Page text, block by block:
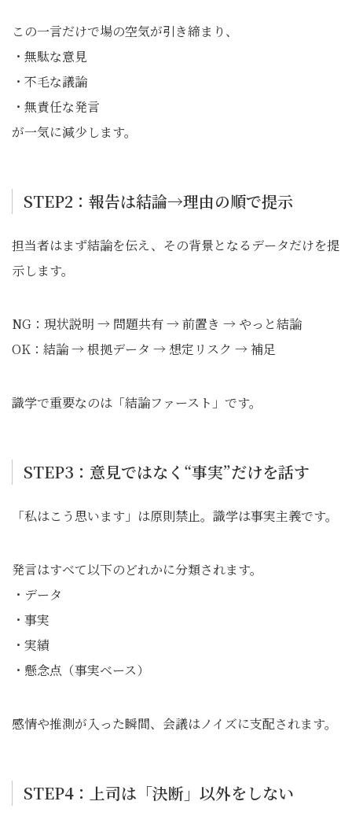
この一言だけで場の空気が引き締まり、
・無駄な意見
・不毛な議論
・無責任な発言
が一気に減少します。
STEP2：報告は結論→理由の順で提示
担当者はまず結論を伝え、その背景となるデータだけを提
示します。
NG：現状説明 → 問題共有 → 前置き → やっと結論
OK：結論 → 根拠データ → 想定リスク → 補足
識学で重要なのは「結論ファースト」です。
STEP3：意見ではなく“事実”だけを話す
「私はこう思います」は原則禁止。識学は事実主義です。
発言はすべて以下のどれかに分類されます。
・データ
・事実
・実績
・懸念点（事実ベース）
感情や推測が入った瞬間、会議はノイズに支配されます。
STEP4：上司は「決断」以外をしない